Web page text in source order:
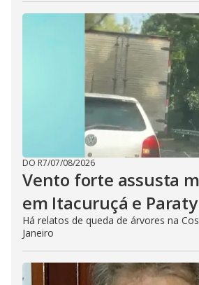
DO R7/07/08/2026
Vento forte assusta
em Itacuruçá e Paraty
Há relatos de queda de árvores na
Janeiro